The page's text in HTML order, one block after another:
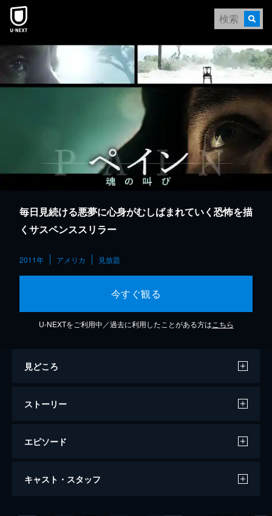
本文へスキップ
毎日見続ける悪夢に心身がむしばまれていく恐怖を描
くサスペンススリラー
2011年 アメリカ 見放題
今すぐ観る
U-NEXTをご利用中／過去に利用したことがある方は こちら
見どころ
ストーリー
エピソード
ペイン 魂の叫び
キャスト・スタッフ